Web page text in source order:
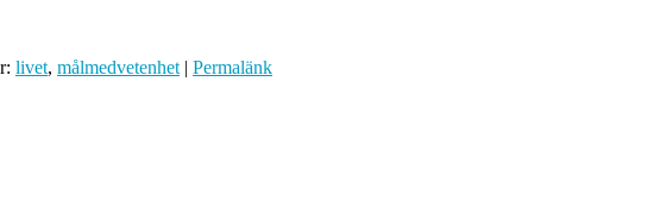
livet, målmedvetenhet | Permalänk